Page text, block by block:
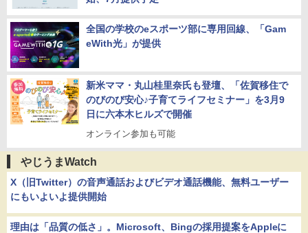
全国の学校のeスポーツ部に専用回線、「Gam
eWith光」が提供
新米ママ・丸山桂里奈氏も登壇、「佐賀移住で
のびのび安心♪子育てライフセミナー」を3月9
日に六本木ヒルズで開催
オンライン参加も可能
やじうまWatch
X（旧Twitter）の音声通話およびビデオ通話機能、無料ユーザー
にもいよいよ提供開始
理由は「品質の低さ」。Microsoft、Bingの採用提案をAppleに